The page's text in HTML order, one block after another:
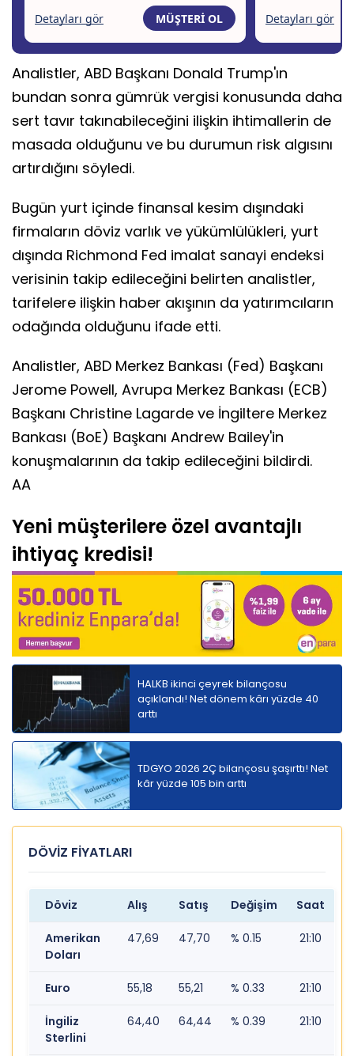
Analistler, ABD Başkanı Donald Trump'ın
bundan sonra gümrük vergisi konusunda daha
sert tavır takınabileceğini ilişkin ihtimallerin de
masada olduğunu ve bu durumun risk algısını
artırdığını söyledi.
Bugün yurt içinde finansal kesim dışındaki
firmaların döviz varlık ve yükümlülükleri, yurt
dışında Richmond Fed imalat sanayi endeksi
verisinin takip edileceğini belirten analistler,
tarifelere ilişkin haber akışının da yatırımcıların
odağında olduğunu ifade etti.
Analistler, ABD Merkez Bankası (Fed) Başkanı
Jerome Powell, Avrupa Merkez Bankası (ECB)
Başkanı Christine Lagarde ve İngiltere Merkez
Bankası (BoE) Başkanı Andrew Bailey'in
konuşmalarının da takip edileceğini bildirdi.
AA
Yeni müşterilere özel avantajlı
ihtiyaç kredisi!
HALKB ikinci çeyrek bilançosu
açıklandı! Net dönem kârı yüzde 40
arttı
TDGYO 2026 2Ç bilançosu şaşırttı! Net
kâr yüzde 105 bin arttı
DÖVİZ FİYATLARI
Döviz Alış Satış Değişim Saat
Amerikan
Doları
47,69 47,70 % 0.15 21:10
Euro 55,18 55,21 % 0.33 21:10
İngiliz
Sterlini
64,40 64,44 % 0.39 21:10